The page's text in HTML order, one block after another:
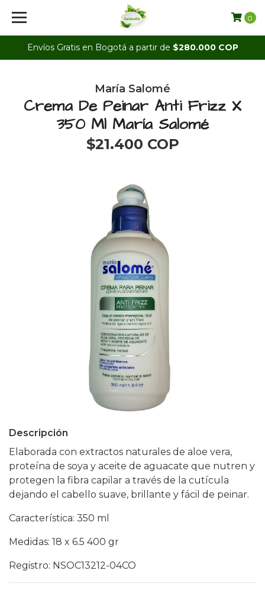
Envíos Gratis en Bogotá a partir de $280.000 COP
0
María Salomé
Crema De Peinar Anti Frizz X
350 Ml María Salomé
$21.400 COP
Descripción
Elaborada con extractos naturales de aloe vera,
proteína de soya y aceite de aguacate que nutren y
protegen la fibra capilar a través de la cutícula
dejando el cabello suave, brillante y fácil de peinar.
Característica: 350 ml
Medidas: 18 x 6.5 400 gr
Registro: NSOC13212-04CO